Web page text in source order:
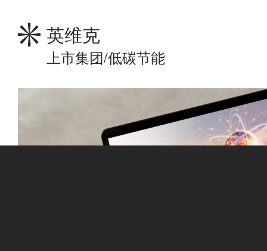
英维克
上市集团/低碳节能